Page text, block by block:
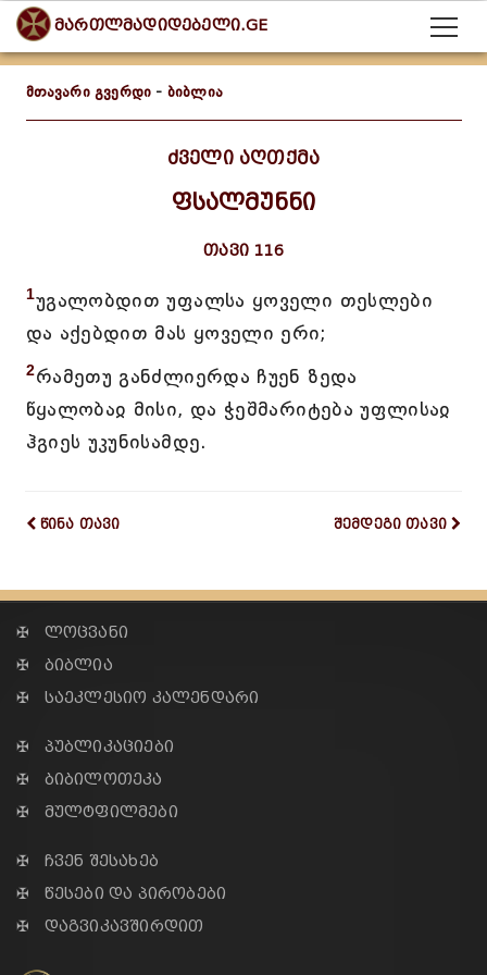
მართლმადიდებელი.GE
მთავარი გვერდი - ბიბლია
ძველი აღთქმა
ფსალმუნნი
თავი 116
1უგალობდით უფალსა ყოველი თესლები
და აქებდით მას ყოველი ერი;
2რამეთუ განძლიერდა ჩუენ ზედა
წყალობაჲ მისი, და ჭეშმარიტება უფლისაჲ
ჰგიეს უკუნისამდე.
წინა თავი შემდეგი თავი
✠ ლოცვანი
✠ ბიბლია
✠ საეკლესიო კალენდარი
✠ პუბლიკაციები
✠ ბიბილოთეკა
✠ მულტფილმები
✠ ჩვენ შესახებ
✠ წესები და პირობები
✠ დაგვიკავშირდით